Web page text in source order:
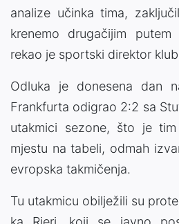
analize učinka tima,
krenemo drugačijim
rekao je sportski direktor
Odluka je donesena dan
Frankfurta odigrao 2:2 sa
utakmici sezone, što je
mjestu na tabeli, odmah
evropska takmičenja.
Tu utakmicu obilježili su